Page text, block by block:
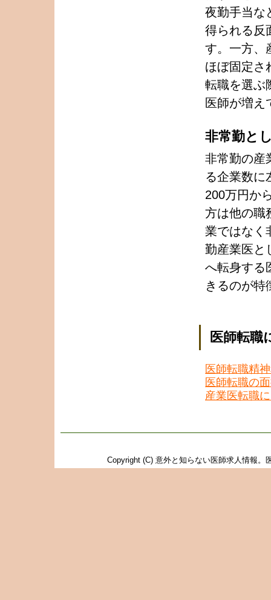
夜勤手当な
得られる反
す。一方、
ほぼ固定さ
転職を選ぶ
医師が増え
非常勤と
非常勤の産
る企業数に
200万円か
方は他の職
業ではなく
勤産業医と
へ転身する
きるのが特
医師転職
医師転職精
医師転職の
産業医転職
Copyright (C) 意外と知らない医師求人情報。